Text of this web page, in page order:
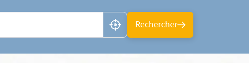
ou CP
Rechercher